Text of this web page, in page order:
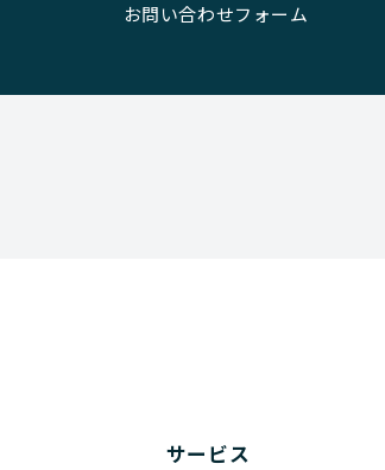
お問い合わせフォーム
サービス